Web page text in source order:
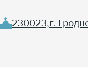
230023,г.